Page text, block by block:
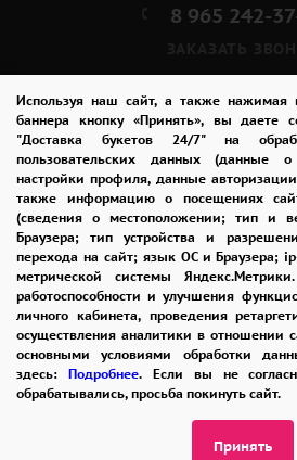
Используя наш сайт, а также нажимая
баннера кнопку «Принять», вы даете
"Доставка букетов 24/7" на
пользовательских данных (данные о
настройки профиля, данные
также информацию о посещениях
(сведения о местоположении; тип и
Браузера; тип устройства и
перехода на сайт; язык ОС и Браузера;
метрической системы
работоспособности и улучшения
личного кабинета, проведения
осуществления аналитики в отношении
основными условиями обработки
здесь: Подробнее. Если вы не
обрабатывались, просьба покинуть сайт.
Принять
8 965 242-
пл. Киевского
ТЦ
ПОЛИТИКА
2026 © "Доставка
Публичная
Открыть ИП поможет ООО